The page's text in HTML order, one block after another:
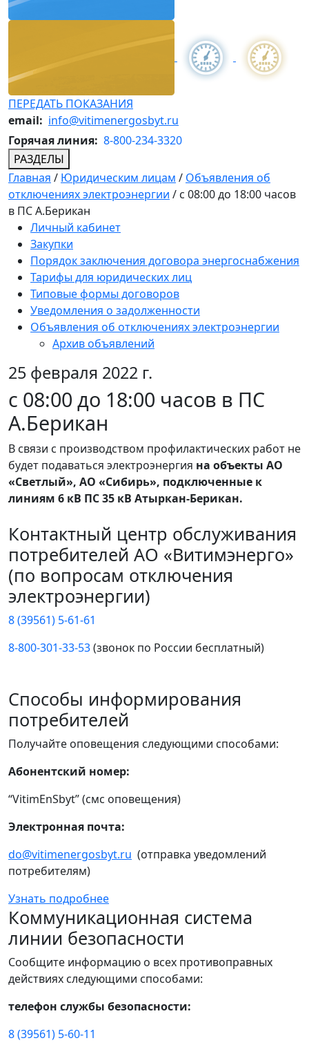
ПЕРЕДАТЬ ПОКАЗАНИЯ
email: info@vitimenergosbyt.ru
Горячая линия: 8-800-234-3320
РАЗДЕЛЫ
Главная / Юридическим лицам / Объявления об
отключениях электроэнергии / c 08:00 до 18:00 часов
в ПС А.Берикан
Личный кабинет
Закупки
Порядок заключения договора энергоснабжения
Тарифы для юридических лиц
Типовые формы договоров
Уведомления о задолженности
Объявления об отключениях электроэнергии
Архив объявлений
25 февраля 2022 г.
c 08:00 до 18:00 часов в ПС
А.Берикан
В связи с производством профилактических работ не
будет подаваться электроэнергия на объекты АО
«Светлый», АО «Сибирь», подключенные к
линиям 6 кВ ПС 35 кВ Атыркан-Берикан.
Контактный центр обслуживания
потребителей АО «Витимэнерго»
(по вопросам отключения
электроэнергии)
8 (39561) 5-61-61
8-800-301-33-53(звонок по России бесплатный)
Способы информирования
потребителей
Получайте оповещения следующими способами:
Абонентский номер:
“VitimEnSbyt” (смс оповещения)
Электронная почта:
do@vitimenergosbyt.ru (отправка уведомлений
потребителям)
Узнать подробнее
Коммуникационная система
линии безопасности
Сообщите информацию о всех противоправных
действиях следующими способами:
телефон службы безопасности:
8 (39561) 5-60-11